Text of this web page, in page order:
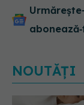
NOUTĂȚI